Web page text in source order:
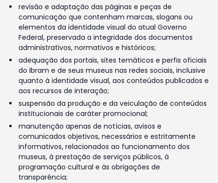
revisão e adaptação das páginas e peças de
comunicação que contenham marcas, slogans ou
elementos da identidade visual do atual Governo
Federal, preservada a integridade dos documentos
administrativos, normativos e históricos;
adequação dos portais, sites temáticos e perfis oficiais
do Ibram e de seus museus nas redes sociais, inclusive
quanto à identidade visual, aos conteúdos publicados e
aos recursos de interação;
suspensão da produção e da veiculação de conteúdos
institucionais de caráter promocional;
manutenção apenas de notícias, avisos e
comunicados objetivos, necessários e estritamente
informativos, relacionados ao funcionamento dos
museus, à prestação de serviços públicos, à
programação cultural e às obrigações de
transparência;